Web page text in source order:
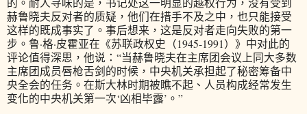
赫鲁晓夫反对者的质疑，他们在措手不及之中，也只能接受
这样的既成事实了。事后想来，这是反对者走向失败的第一
步。鲁·格·皮霍亚在《苏联政权史（1945-1991）》中对此的
评论值得深思，他说：“当赫鲁晓夫在主席团会议上同大多数
主席团成员唇枪舌剑的时候，中央机关承担起了秘密筹备中
央全会的任务。在斯大林时期被瞧不起、人员构成经常发生
变化的中央机关第一次‘凶相毕露’。”